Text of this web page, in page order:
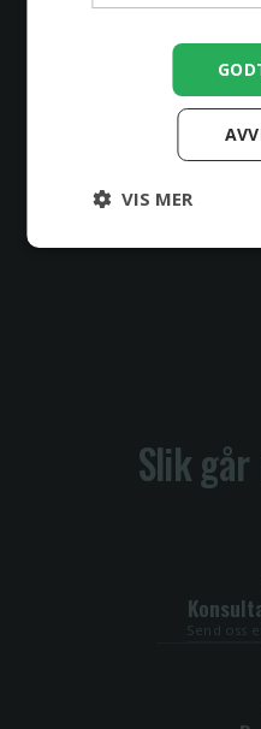
Mytologi
Se
Slik
Send oss
VIS MER